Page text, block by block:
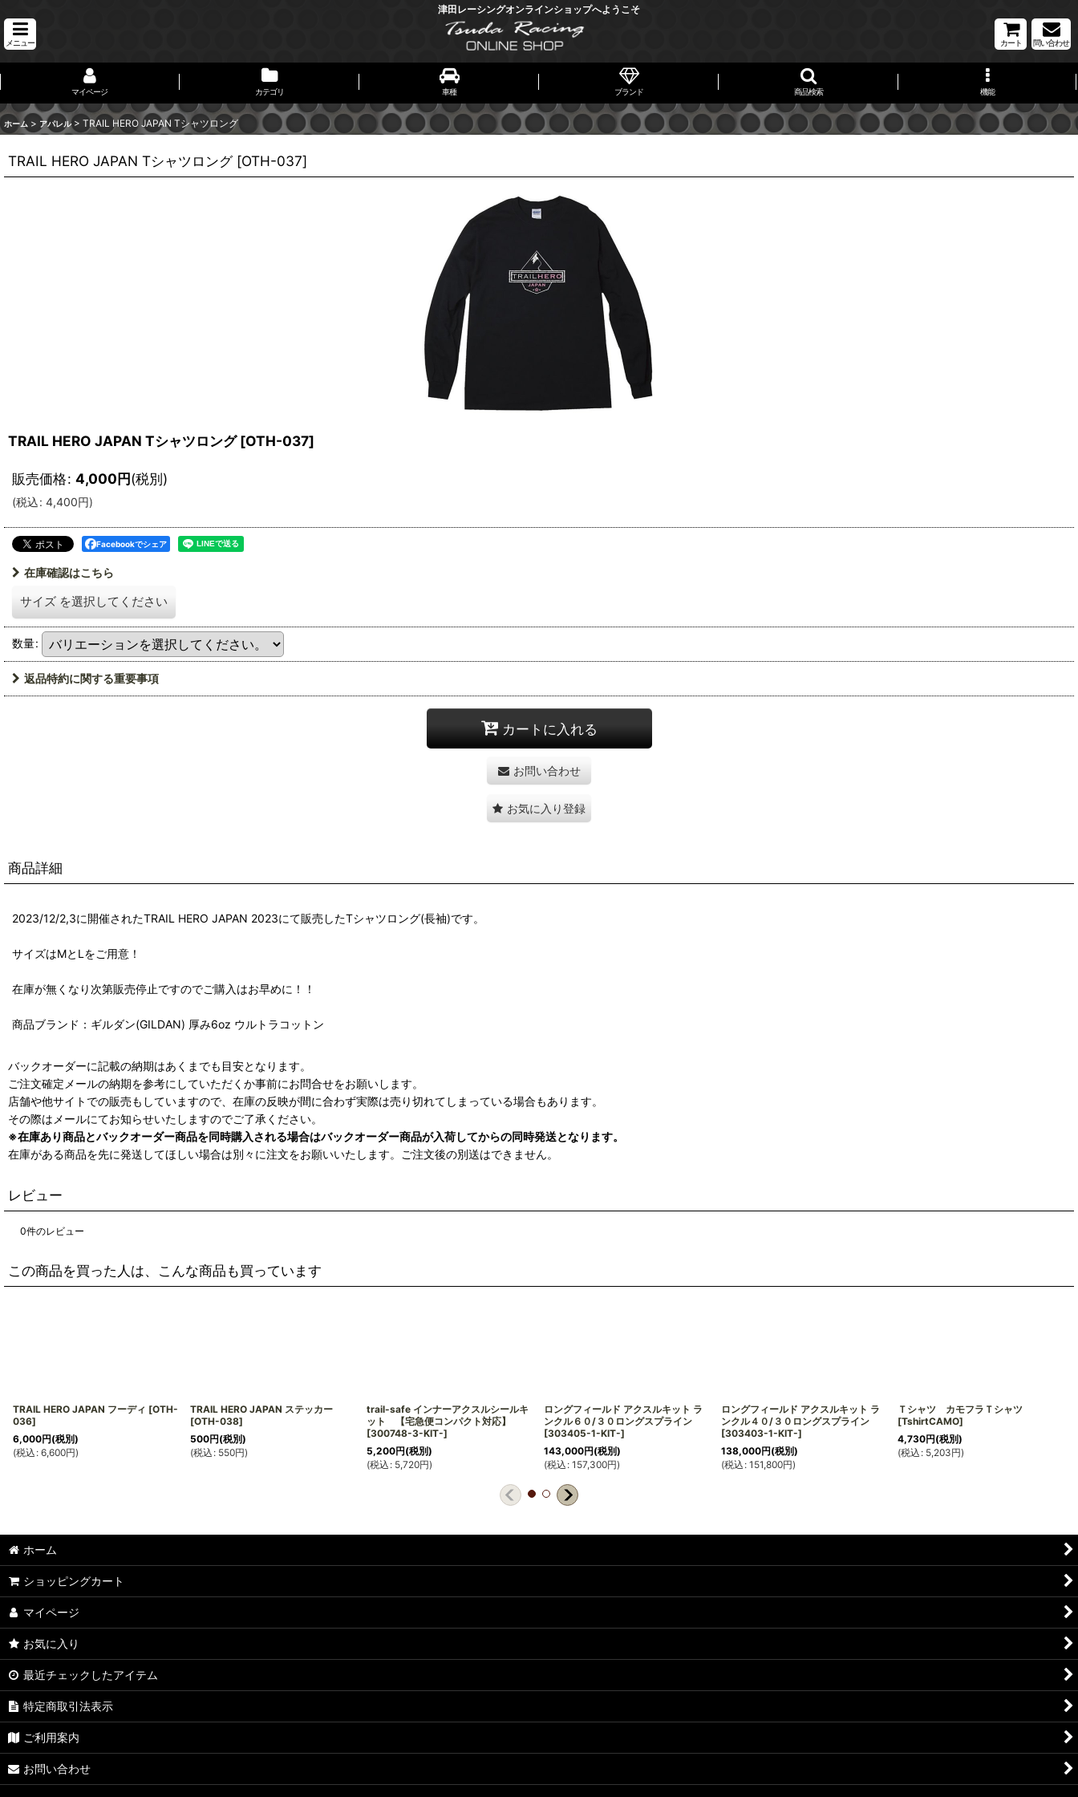
津田レーシングオンラインショップへようこそ
メニュー カート 問い合わせ
マイページ カテゴリ 車種 ブランド 商品検索 機能
ホーム > アパレル > TRAIL HERO JAPAN Tシャツロング
TRAIL HERO JAPAN Tシャツロング [OTH-037]
TRAIL HERO JAPAN Tシャツロング [OTH-037]
販売価格: 4,000円(税別)
(税込: 4,400円)
Facebookでシェア
在庫確認はこちら
サイズ を選択してください
数量:
返品特約に関する重要事項
カートに入れる
お問い合わせ
お気に入り登録
商品詳細
2023/12/2,3に開催されたTRAIL HERO JAPAN 2023にて販売したTシャツロング(長袖)です。
サイズはMとLをご用意！
在庫が無くなり次第販売停止ですのでご購入はお早めに！！
商品ブランド：ギルダン(GILDAN) 厚み6oz ウルトラコットン
バックオーダーに記載の納期はあくまでも目安となります。
ご注文確定メールの納期を参考にしていただくか事前にお問合せをお願いします。
店舗や他サイトでの販売もしていますので、在庫の反映が間に合わず実際は売り切れてしまっている場合もあります。
その際はメールにてお知らせいたしますのでご了承ください。
※在庫あり商品とバックオーダー商品を同時購入される場合はバックオーダー商品が入荷してからの同時発送となります。
在庫がある商品を先に発送してほしい場合は別々に注文をお願いいたします。ご注文後の別送はできません。
レビュー
0件のレビュー
この商品を買った人は、こんな商品も買っています
TRAIL HERO JAPAN フーディ [OTH-
036]
6,000円(税別)
(税込 : 6,600円)
TRAIL HERO JAPAN ステッカー
[OTH-038]
500円(税別)
(税込 : 550円)
trail-safe インナーアクスルシールキ
ット 【宅急便コンパクト対応】
[300748-3-KIT-]
5,200円(税別)
(税込 : 5,720円)
ロングフィールド アクスルキット ラ
ンクル６０/３０ロングスプライン
[303405-1-KIT-]
143,000円(税別)
(税込 : 157,300円)
ロングフィールド アクスルキット ラ
ンクル４０/３０ロングスプライン
[303403-1-KIT-]
138,000円(税別)
(税込 : 151,800円)
Ｔシャツ カモフラＴシャツ
[TshirtCAMO]
4,730円(税別)
(税込 : 5,203円)
ホーム
ショッピングカート
マイページ
お気に入り
最近チェックしたアイテム
特定商取引法表示
ご利用案内
お問い合わせ